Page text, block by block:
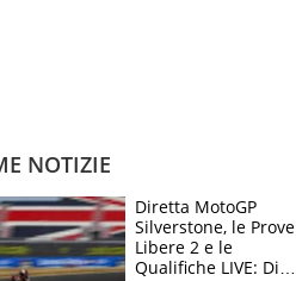
NOTIZIE
Diretta MotoGP
Silverstone, le Prove
Libere 2 e le
Qualifiche LIVE: Di